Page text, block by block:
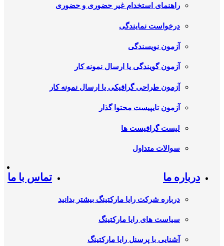
راهنمای استخدام غیر حضوری و حضوری
درخواست نمایندگی
آزمون نویسندگی
آزمون گویندگی یا ارسال نمونه کار
آزمون طراحی گرافیکی یا ارسال نمونه کار
آزمون تایپیست محتوا گذار
لیست گرافیست ها
سوالات متداول
درباره ما
درباره شرکت رایا مارکتینگ بیشتر بدانید
سیاست های رایا مارکتینگ
آشنایی با پرسنل رایا مارکتینگ
تماس با ما